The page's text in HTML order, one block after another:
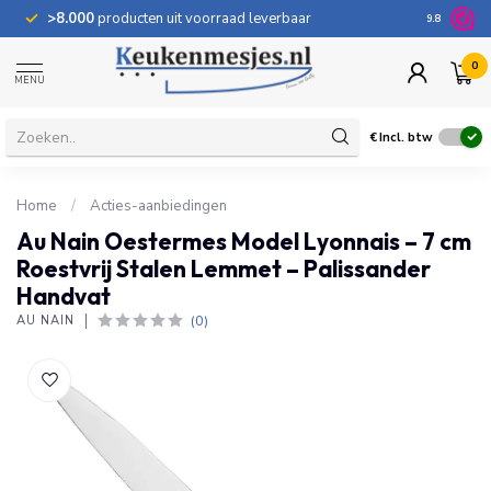
>8.000producten uit voorraad leverbaar 100
9.8
MENU
0
€Incl. btw
Home / Acties-aanbiedingen
Au Nain Oestermes Model Lyonnais – 7 cm
Roestvrij Stalen Lemmet – Palissander
Handvat
AU NAIN (0)